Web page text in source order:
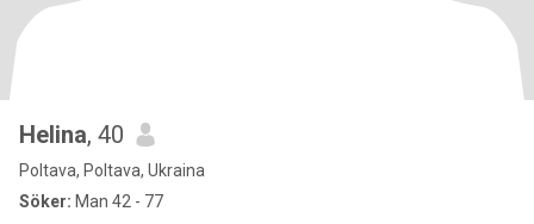
Helina, 40
Poltava, Poltava, Ukraina
Söker: Man 42 - 77